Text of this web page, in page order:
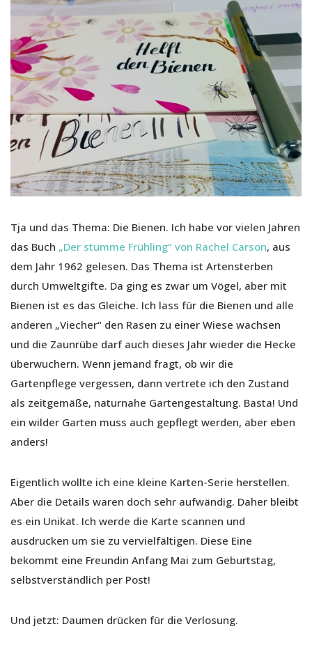
Tja und das Thema: Die Bienen. Ich habe vor vielen Jahren
das Buch „Der stumme Frühling“ von Rachel Carson, aus
dem Jahr 1962 gelesen. Das Thema ist Artensterben
durch Umweltgifte. Da ging es zwar um Vögel, aber mit
Bienen ist es das Gleiche. Ich lass für die Bienen und alle
anderen „Viecher“ den Rasen zu einer Wiese wachsen
und die Zaunrübe darf auch dieses Jahr wieder die Hecke
überwuchern. Wenn jemand fragt, ob wir die
Gartenpflege vergessen, dann vertrete ich den Zustand
als zeitgemäße, naturnahe Gartengestaltung. Basta! Und
ein wilder Garten muss auch gepflegt werden, aber eben
anders!
Eigentlich wollte ich eine kleine Karten-Serie herstellen.
Aber die Details waren doch sehr aufwändig. Daher bleibt
es ein Unikat. Ich werde die Karte scannen und
ausdrucken um sie zu vervielfältigen. Diese Eine
bekommt eine Freundin Anfang Mai zum Geburtstag,
selbstverständlich per Post!
Und jetzt: Daumen drücken für die Verlosung.